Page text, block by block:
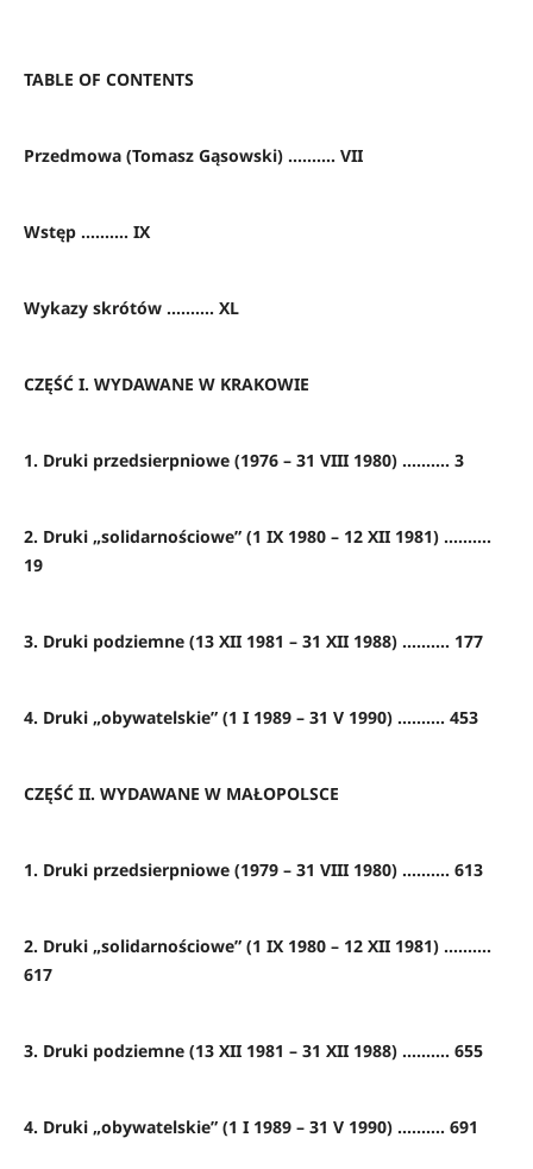
TABLE OF CONTENTS
Przedmowa (Tomasz Gąsowski) .......... VII
Wstęp .......... IX
Wykazy skrótów .......... XL
CZĘŚĆ I. WYDAWANE W KRAKOWIE
1. Druki przedsierpniowe (1976 – 31 VIII 1980) .......... 3
2. Druki „solidarnościowe” (1 IX 1980 – 12 XII 1981) ..........
19
3. Druki podziemne (13 XII 1981 – 31 XII 1988) .......... 177
4. Druki „obywatelskie” (1 I 1989 – 31 V 1990) .......... 453
CZĘŚĆ II. WYDAWANE W MAŁOPOLSCE
1. Druki przedsierpniowe (1979 – 31 VIII 1980) .......... 613
2. Druki „solidarnościowe” (1 IX 1980 – 12 XII 1981) ..........
617
3. Druki podziemne (13 XII 1981 – 31 XII 1988) .......... 655
4. Druki „obywatelskie” (1 I 1989 – 31 V 1990) .......... 691